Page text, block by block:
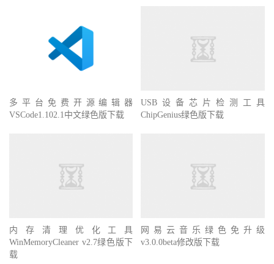
多平台免费开源编辑器
VSCode1.102.1中文绿色版下载
USB设备芯片检测工具
ChipGenius绿色版下载
内存清理优化工具
WinMemoryCleaner v2.7绿色版下
载
网易云音乐绿色免升级
v3.0.0beta修改版下载